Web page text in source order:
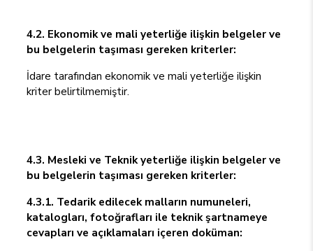
4.2. Ekonomik ve mali yeterliğe ilişkin belgeler ve
bu belgelerin taşıması gereken kriterler:
İdare tarafından ekonomik ve mali yeterliğe ilişkin
kriter belirtilmemiştir.
4.3. Mesleki ve Teknik yeterliğe ilişkin belgeler ve
bu belgelerin taşıması gereken kriterler:
4.3.1. Tedarik edilecek malların numuneleri,
katalogları, fotoğrafları ile teknik şartnameye
cevapları ve açıklamaları içeren doküman: